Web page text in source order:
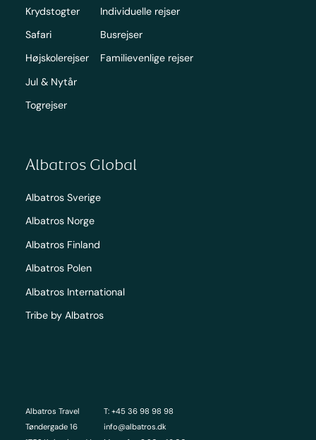
Albatros Travel
Tøndergade 16
T: +45 36 98 98 98
info@albatros.dk
Krydstogter
Safari
Højskolerejser
Jul & Nytår
Togrejser
Individuelle rejser
Busrejser
Familievenlige rejser
Albatros Global
Albatros Sverige
Albatros Norge
Albatros Finland
Albatros Polen
Albatros International
Tribe by Albatros